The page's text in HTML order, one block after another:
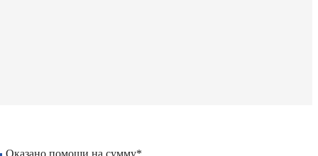
Оказано помощи на сумму*